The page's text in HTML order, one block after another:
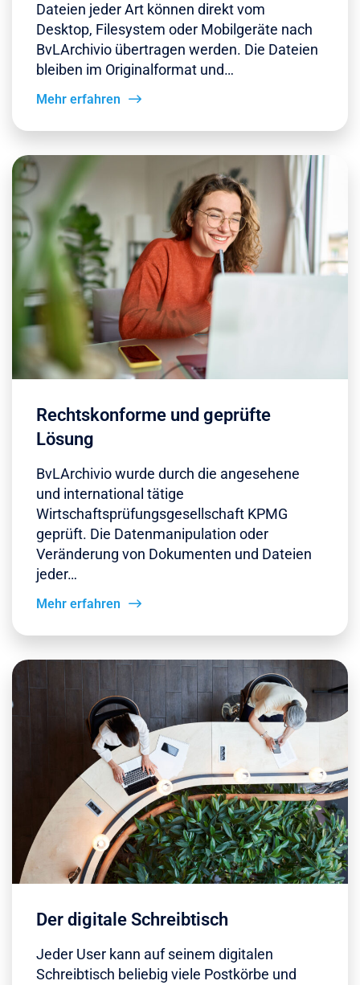
Dateien jeder Art können direkt vom
Desktop, Filesystem oder Mobilgeräte nach
BvLArchivio übertragen werden. Die Dateien
bleiben im Originalformat und…
Mehr erfahren
Rechtskonforme und geprüfte
Lösung
BvLArchivio wurde durch die angesehene
und international tätige
Wirtschaftsprüfungsgesellschaft KPMG
geprüft. Die Datenmanipulation oder
Veränderung von Dokumenten und Dateien
jeder…
Mehr erfahren
Der digitale Schreibtisch
Jeder User kann auf seinem digitalen
Schreibtisch beliebig viele Postkörbe und